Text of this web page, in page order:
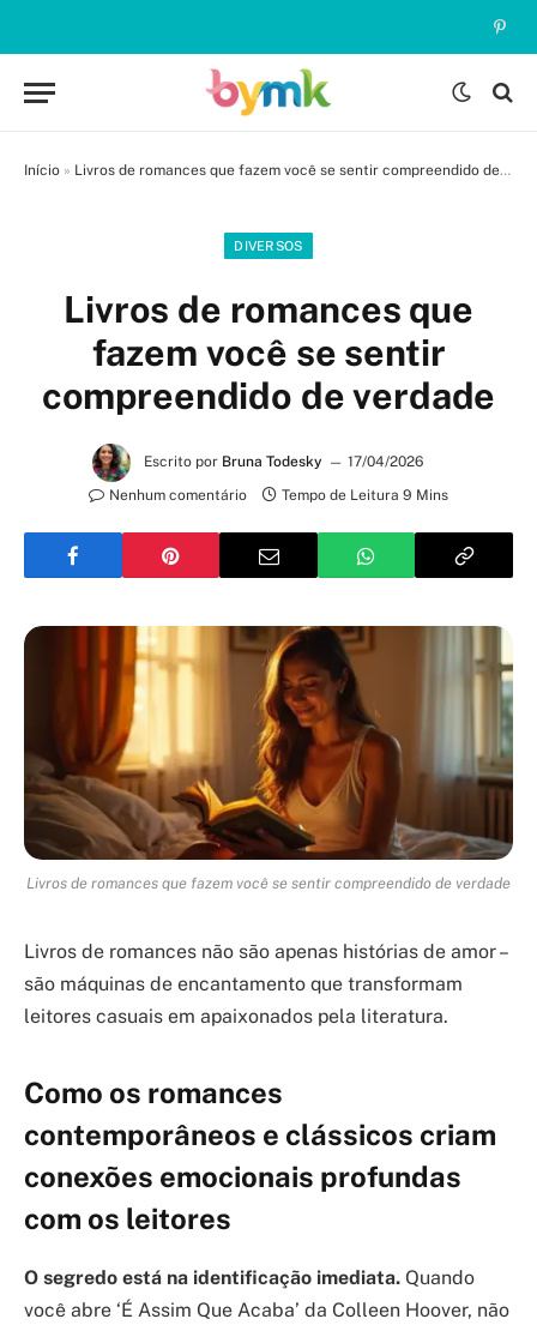
Início » Livros de romances que fazem você se sentir compreendido de verdade
DIVERSOS
Livros de romances que
fazem você se sentir
compreendido de verdade
Escrito por Bruna Todesky
17/04/2026
Nenhum comentário
Tempo de Leitura 9 Mins
Livros de romances que fazem você se sentir compreendido de verdade
Livros de romances não são apenas histórias de amor –
são máquinas de encantamento que transformam
leitores casuais em apaixonados pela literatura.
Como os romances
contemporâneos e clássicos criam
conexões emocionais profundas
com os leitores
O segredo está na identificação imediata. Quando
você abre ‘É Assim Que Acaba’ da Colleen Hoover, não